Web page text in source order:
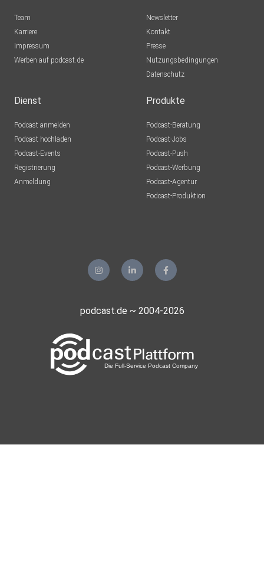
Team
Karriere
Impressum
Werben auf podcast.de
Newsletter
Kontakt
Presse
Nutzungsbedingungen
Datenschutz
Dienst
Podcast anmelden
Podcast hochladen
Podcast-Events
Registrierung
Anmeldung
Produkte
Podcast-Beratung
Podcast-Jobs
Podcast-Push
Podcast-Werbung
Podcast-Agentur
Podcast-Produktion
podcast.de ~ 2004-2026